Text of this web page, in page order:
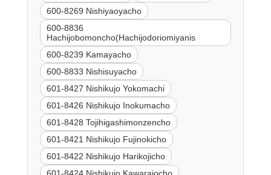
600-8269 Nishiyaoyacho
600-8836
Hachijobomoncho(Hachijodoriomiyanis
600-8239 Kamayacho
600-8833 Nishisuyacho
601-8427 Nishikujo Yokomachi
601-8426 Nishikujo Inokumacho
601-8428 Tojihigashimonzencho
601-8421 Nishikujo Fujinokicho
601-8422 Nishikujo Harikojicho